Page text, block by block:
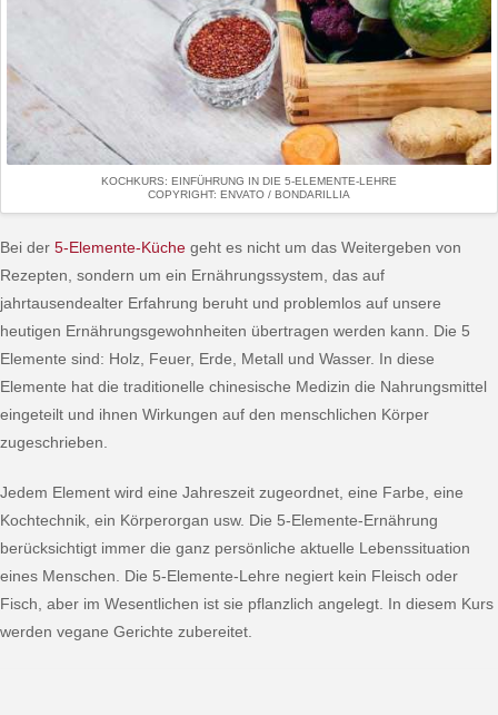
KOCHKURS: EINFÜHRUNG IN DIE 5-ELEMENTE-LEHRE
COPYRIGHT: ENVATO / BONDARILLIA
Bei der 5-Elemente-Küche geht es nicht um das Weitergeben von
Rezepten, sondern um ein Ernährungssystem, das auf
jahrtausendealter Erfahrung beruht und problemlos auf unsere
heutigen Ernährungsgewohnheiten übertragen werden kann. Die 5
Elemente sind: Holz, Feuer, Erde, Metall und Wasser. In diese
Elemente hat die traditionelle chinesische Medizin die Nahrungsmittel
eingeteilt und ihnen Wirkungen auf den menschlichen Körper
zugeschrieben.
Jedem Element wird eine Jahreszeit zugeordnet, eine Farbe, eine
Kochtechnik, ein Körperorgan usw. Die 5-Elemente-Ernährung
berücksichtigt immer die ganz persönliche aktuelle Lebenssituation
eines Menschen. Die 5-Elemente-Lehre negiert kein Fleisch oder
Fisch, aber im Wesentlichen ist sie pflanzlich angelegt. In diesem Kurs
werden vegane Gerichte zubereitet.